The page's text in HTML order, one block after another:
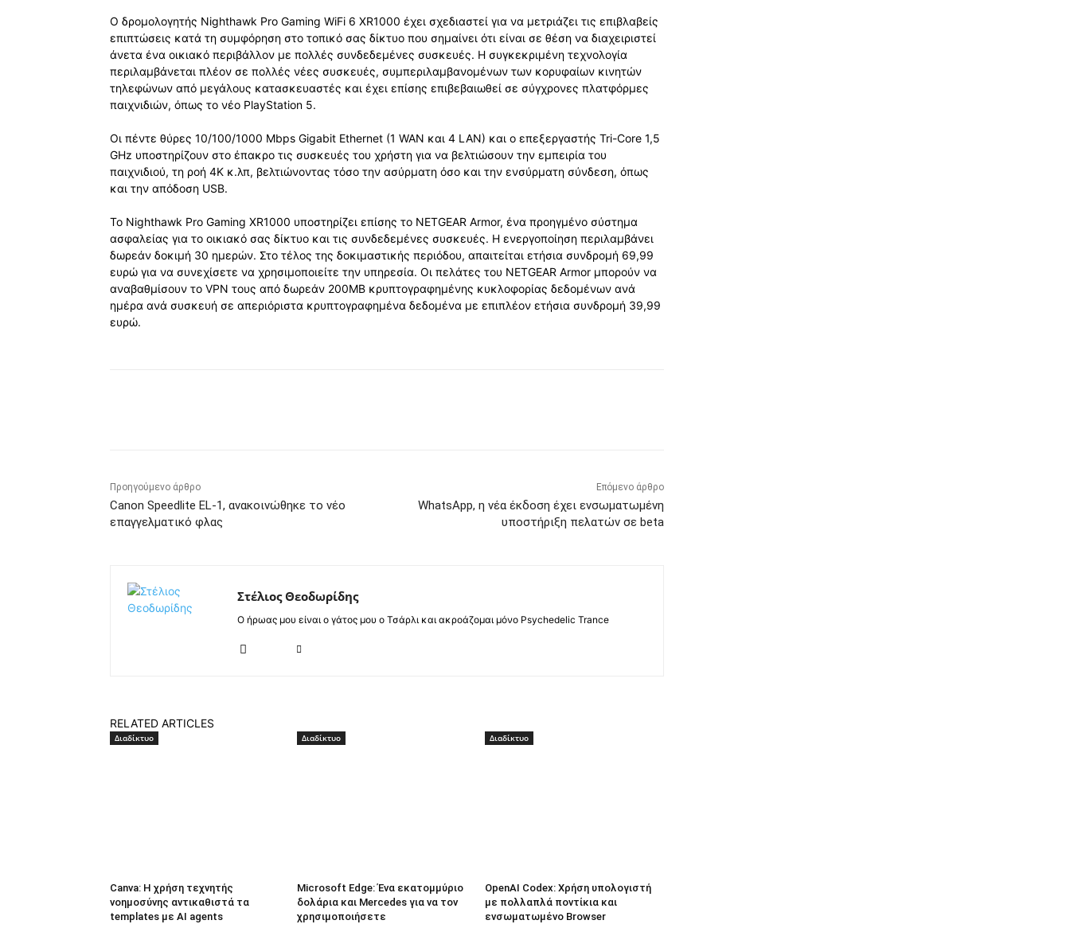
Ο δρομολογητής Nighthawk Pro Gaming WiFi 6 XR1000 έχει σχεδιαστεί για να μετριάζει τις επιβλαβείς
επιπτώσεις κατά τη συμφόρηση στο τοπικό σας δίκτυο που σημαίνει ότι είναι σε θέση να διαχειριστεί
άνετα ένα οικιακό περιβάλλον με πολλές συνδεδεμένες συσκευές. Η συγκεκριμένη τεχνολογία
περιλαμβάνεται πλέον σε πολλές νέες συσκευές, συμπεριλαμβανομένων των κορυφαίων κινητών
τηλεφώνων από μεγάλους κατασκευαστές και έχει επίσης επιβεβαιωθεί σε σύγχρονες πλατφόρμες
παιχνιδιών, όπως το νέο PlayStation 5.
Οι πέντε θύρες 10/100/1000 Mbps Gigabit Ethernet (1 WAN και 4 LAN) και ο επεξεργαστής Tri-Core 1,5
GHz υποστηρίζουν στο έπακρο τις συσκευές του χρήστη για να βελτιώσουν την εμπειρία του
παιχνιδιού, τη ροή 4K κ.λπ, βελτιώνοντας τόσο την ασύρματη όσο και την ενσύρματη σύνδεση, όπως
και την απόδοση USB.
Το Nighthawk Pro Gaming XR1000 υποστηρίζει επίσης το NETGEAR Armor, ένα προηγμένο σύστημα
ασφαλείας για το οικιακό σας δίκτυο και τις συνδεδεμένες συσκευές. Η ενεργοποίηση περιλαμβάνει
δωρεάν δοκιμή 30 ημερών. Στο τέλος της δοκιμαστικής περιόδου, απαιτείται ετήσια συνδρομή 69,99
ευρώ για να συνεχίσετε να χρησιμοποιείτε την υπηρεσία. Οι πελάτες του NETGEAR Armor μπορούν να
αναβαθμίσουν το VPN τους από δωρεάν 200MB κρυπτογραφημένης κυκλοφορίας δεδομένων ανά
ημέρα ανά συσκευή σε απεριόριστα κρυπτογραφημένα δεδομένα με επιπλέον ετήσια συνδρομή 39,99
ευρώ.
Προηγούμενο άρθρο
Canon Speedlite EL-1, ανακοινώθηκε το νέο
επαγγελματικό φλας
Επόμενο άρθρο
WhatsApp, η νέα έκδοση έχει ενσωματωμένη
υποστήριξη πελατών σε beta
Στέλιος Θεοδωρίδης
Ο ήρωας μου είναι ο γάτος μου ο Τσάρλι και ακροάζομαι μόνο Psychedelic Trance
RELATED ARTICLES
Διαδίκτυο
Canva: Η χρήση τεχνητής
νοημοσύνης αντικαθιστά τα
templates με AI agents
Διαδίκτυο
Microsoft Edge: Ένα εκατομμύριο
δολάρια και Mercedes για να τον
χρησιμοποιήσετε
Διαδίκτυο
OpenAI Codex: Χρήση υπολογιστή
με πολλαπλά ποντίκια και
ενσωματωμένο Browser